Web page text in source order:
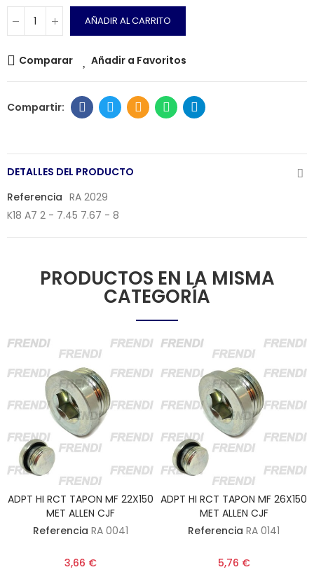
AÑADIR AL CARRITO
Comparar Añadir a Favoritos
DETALLES DEL PRODUCTO
Referencia RA 2029
K18 A7 2 - 7.45 7.67 - 8
PRODUCTOS EN LA MISMA
CATEGORÍA
ADPT HI RCT TAPON MF 22X150
MET ALLEN CJF
Referencia RA 0041
3,66 €
ADPT HI RCT TAPON MF 26X150
MET ALLEN CJF
Referencia RA 0141
5,76 €